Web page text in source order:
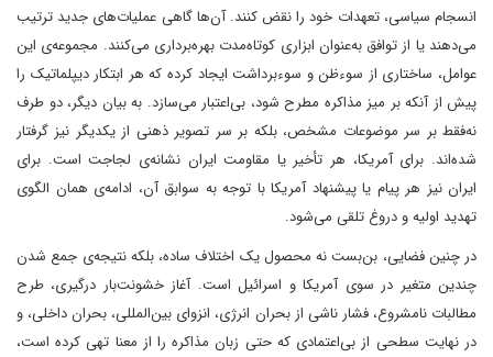
انسجام سیاسی، تعهدات خود را نقض کنند. آن‌ها گاهی عملیات‌های جدید ترتیب
می‌دهند یا از توافق به‌عنوان ابزاری کوتاه‌مدت بهره‌برداری می‌کنند. مجموعه‌ی این
عوامل، ساختاری از سوءظن و سوءبرداشت ایجاد کرده که هر ابتکار دیپلماتیک را
پیش از آنکه بر میز مذاکره مطرح شود، بی‌اعتبار می‌سازد. به بیان دیگر، دو طرف
نه‌فقط بر سر موضوعات مشخص، بلکه بر سر تصویر ذهنی از یکدیگر نیز گرفتار
شده‌اند. برای آمریکا، هر تأخیر یا مقاومت ایران نشانه‌ی لجاجت است. برای
ایران نیز هر پیام یا پیشنهاد آمریکا با توجه به سوابق آن، ادامه‌ی همان الگوی
تهدید اولیه و دروغ تلقی می‌شود.
در چنین فضایی، بن‌بست نه محصول یک اختلاف ساده، بلکه نتیجه‌ی جمع شدن
چندین متغیر در سوی آمریکا و اسرائیل است. آغاز خشونت‌بار درگیری، طرح
مطالبات نامشروع، فشار ناشی از بحران انرژی، انزوای بین‌المللی، بحران داخلی، و
در نهایت سطحی از بی‌اعتمادی که حتی زبان مذاکره را از معنا تهی کرده است،